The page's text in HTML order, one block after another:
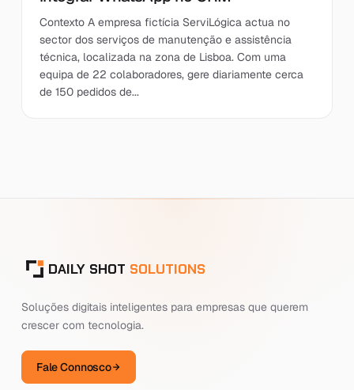
Contexto A empresa fictícia ServiLógica actua no
sector dos serviços de manutenção e assistência
técnica, localizada na zona de Lisboa. Com uma
equipa de 22 colaboradores, gere diariamente cerca
de 150 pedidos de...
DAILY SHOT SOLUTIONS
Soluções digitais inteligentes para empresas que querem
crescer com tecnologia.
Fale Connosco